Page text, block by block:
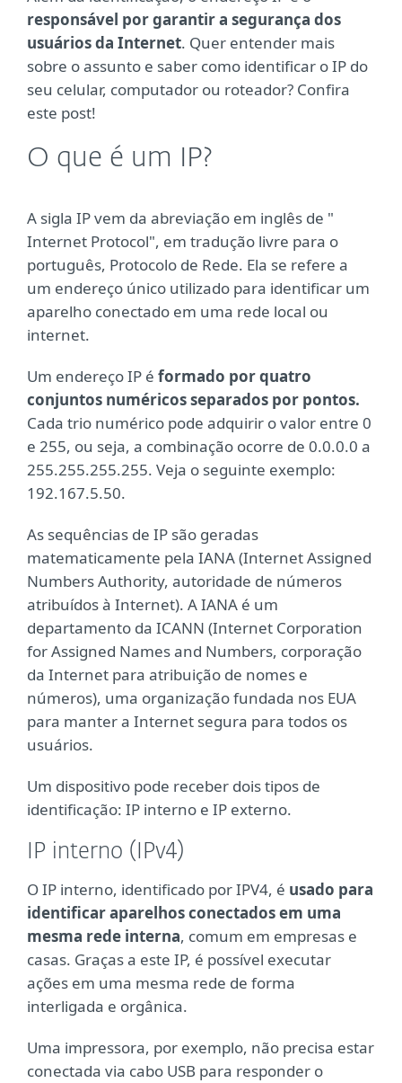
responsável por garantir a segurança dos
usuários da Internet. Quer entender mais
sobre o assunto e saber como identificar o IP do
seu celular, computador ou roteador? Confira
este post!
O que é um IP?
A sigla IP vem da abreviação em inglês de "
Internet Protocol", em tradução livre para o
português, Protocolo de Rede. Ela se refere a
um endereço único utilizado para identificar um
aparelho conectado em uma rede local ou
internet.
Um endereço IP é formado por quatro
conjuntos numéricos separados por pontos.
Cada trio numérico pode adquirir o valor entre 0
e 255, ou seja, a combinação ocorre de 0.0.0.0 a
255.255.255.255. Veja o seguinte exemplo:
192.167.5.50.
As sequências de IP são geradas
matematicamente pela IANA (Internet Assigned
Numbers Authority, autoridade de números
atribuídos à Internet). A IANA é um
departamento da ICANN (Internet Corporation
for Assigned Names and Numbers, corporação
da Internet para atribuição de nomes e
números), uma organização fundada nos EUA
para manter a Internet segura para todos os
usuários.
Um dispositivo pode receber dois tipos de
identificação: IP interno e IP externo.
IP interno (IPv4)
O IP interno, identificado por IPV4, é usado para
identificar aparelhos conectados em uma
mesma rede interna, comum em empresas e
casas. Graças a este IP, é possível executar
ações em uma mesma rede de forma
interligada e orgânica.
Uma impressora, por exemplo, não precisa estar
conectada via cabo USB para responder o